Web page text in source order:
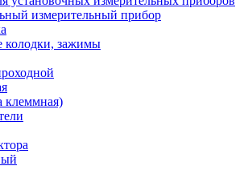
измерительный прибор
зажимы
клеммная)